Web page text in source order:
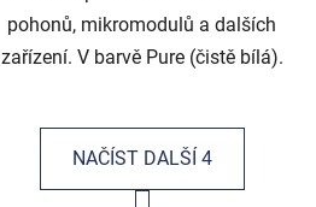
pohonů, mikromodulů a dalších
zařízení. V barvě Pure (čistě bílá).
NAČÍST DALŠÍ 4